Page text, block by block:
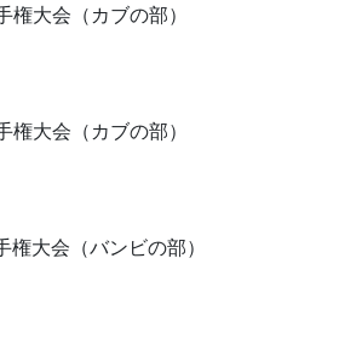
大会（カブの部）
大会（カブの部）
大会（バンビの部）